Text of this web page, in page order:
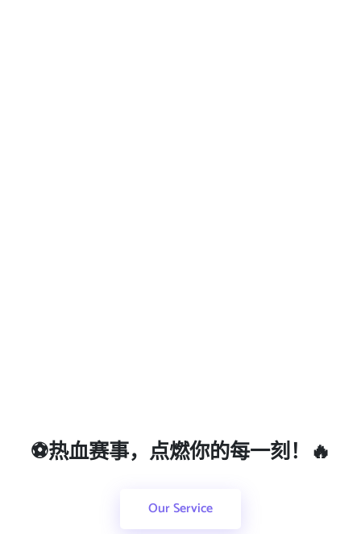
⚽热血赛事，点燃你的每一刻！🔥
Our Service